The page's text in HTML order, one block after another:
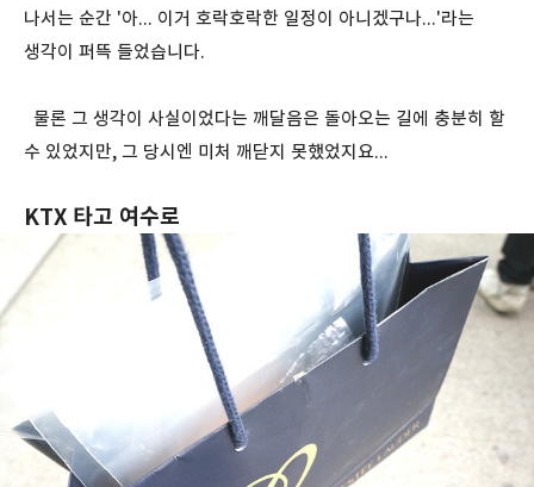
나서는 순간 '아... 이거 호락호락한 일정이 아니겠구나...'라는
생각이 퍼뜩 들었습니다.
물론 그 생각이 사실이었다는 깨달음은 돌아오는 길에 충분히 할
수 있었지만, 그 당시엔 미처 깨닫지 못했었지요...
KTX 타고 여수로